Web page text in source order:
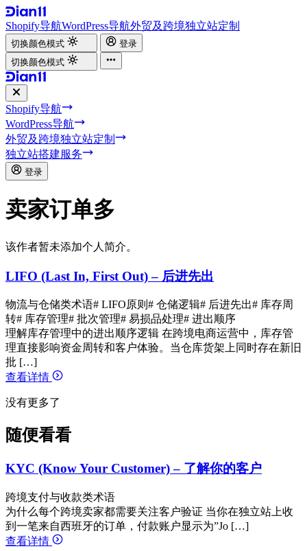
Shopify导航WordPress导航外贸及跨境独立站定制
切换颜色模式
登录
切换颜色模式
Shopify导航
WordPress导航
外贸及跨境独立站定制
独立站搭建服务
登录
卖家订单多
该作者暂未添加个人简介。
LIFO (Last In, First Out) – 后进先出
物流与仓储类术语# LIFO原则 # 仓储逻辑# 后进先出# 库存周
转# 库存管理# 批次管理# 易损品处理# 进出顺序
理解库存管理中的进出顺序逻辑 在跨境电商运营中，库存管
理直接影响资金周转和客户体验。当仓库货架上同时存在新旧
批 […]
查看详情
没有更多了
随便看看
KYC (Know Your Customer) – 了解你的客户
跨境支付与收款类术语
为什么每个跨境卖家都需要关注客户验证 当你在独立站上收
到一笔来自西班牙的订单，付款账户显示为”Jo […]
查看详情